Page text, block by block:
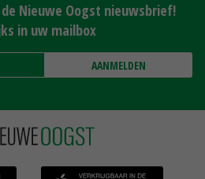
Nieuwe Oogst nieuwsbrief!
in uw mailbox
AANMELDEN